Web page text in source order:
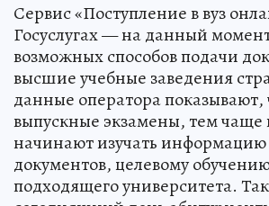
Сервис «Поступление в вуз
Госуслугах — на данный
возможных способов подачи
высшие учебные заведения
данные оператора
выпускные экзамены, тем чаще
начинают изучать информацию
документов, целевому
подходящего университета.